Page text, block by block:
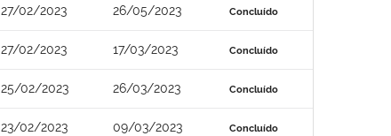
27/02/2023 26/05/2023 Concluído
27/02/2023 17/03/2023 Concluído
25/02/2023 26/03/2023 Concluído
23/02/2023 09/03/2023 Concluído